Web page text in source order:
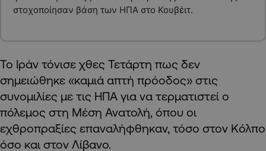
στοχοποίησαν βάση των ΗΠΑ στο Κουβέιτ.
Το Ιράν τόνισε χθες Τετάρτη πως δεν
σημειώθηκε «καμιά απτή πρόοδος» στις
συνομιλίες με τις ΗΠΑ για να τερματιστεί ο
πόλεμος στη Μέση Ανατολή, όπου οι
εχθροπραξίες επαναλήφθηκαν, τόσο στον Κόλπο
όσο και στον Λίβανο.